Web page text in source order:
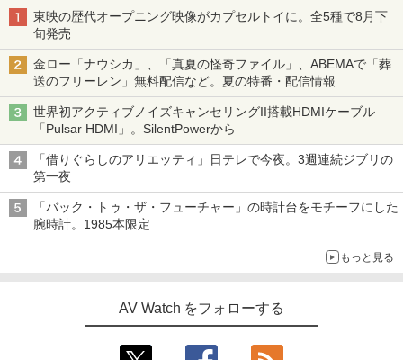
東映の歴代オープニング映像がカプセルトイに。全5種で8月下
旬発売
金ロー「ナウシカ」、「真夏の怪奇ファイル」、ABEMAで「葬
送のフリーレン」無料配信など。夏の特番・配信情報
世界初アクティブノイズキャンセリングII搭載HDMIケーブル
「Pulsar HDMI」。SilentPowerから
「借りぐらしのアリエッティ」日テレで今夜。3週連続ジブリの
第一夜
「バック・トゥ・ザ・フューチャー」の時計台をモチーフにした
腕時計。1985本限定
もっと見る
AV Watch をフォローする